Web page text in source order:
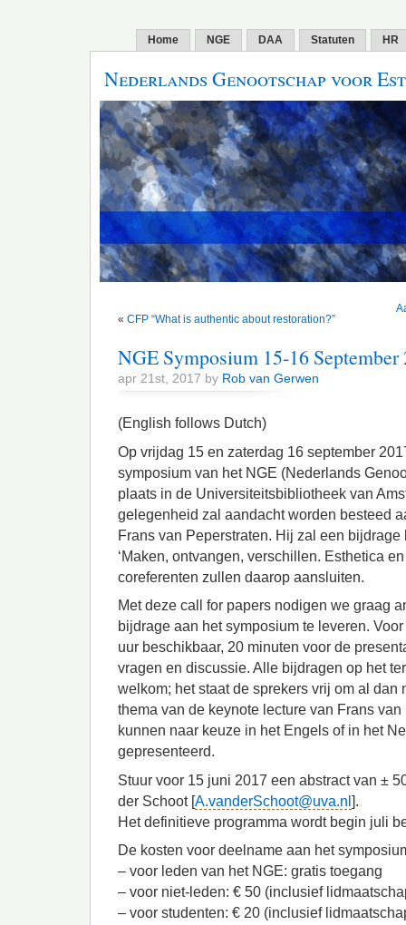
Home NGE DAA Statuten HR
Nederlands Genootschap voor
« CFP “What is authentic about restoration?”
NGE Symposium 15-16
apr 21st, 2017 by Rob van Gerwen
(English follows Dutch)
Op vrijdag 15 en zaterdag 16 september
symposium van het NGE (Nederlands
plaats in de Universiteitsbibliotheek van
gelegenheid zal aandacht worden besteed
Frans van Peperstraten. Hij zal een
‘Maken, ontvangen, verschillen. Esthetica
coreferenten zullen daarop aansluiten.
Met deze call for papers nodigen we graag
bijdrage aan het symposium te leveren.
uur beschikbaar, 20 minuten voor de
vragen en discussie. Alle bijdragen op het
welkom; het staat de sprekers vrij om al dan
thema van de keynote lecture van Frans
kunnen naar keuze in het Engels of in het
gepresenteerd.
Stuur voor 15 juni 2017 een abstract van ±
der Schoot [A.vanderSchoot@uva.nl ].
Het definitieve programma wordt begin juli
De kosten voor deelname aan het
– voor leden van het NGE: gratis toegang
– voor niet-leden: € 50 (inclusief
– voor studenten: € 20 (inclusief